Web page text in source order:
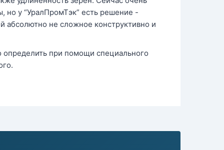
но у “УралПромТэк” есть решение -
не сложное конструктивно и
при помощи специального